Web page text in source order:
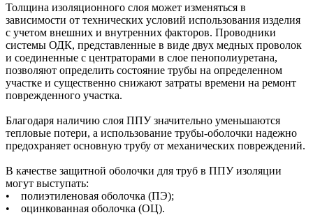
Толщина изоляционного слоя может изменяться в
зависимости от технических условий использования изделия
с учетом внешних и внутренних факторов. Проводники
системы ОДК, представленные в виде двух медных проволок
и соединенные с центраторами в слое пенополиуретана,
позволяют определить состояние трубы на определенном
участке и существенно снижают затраты времени на ремонт
поврежденного участка.
Благодаря наличию слоя ППУ значительно уменьшаются
тепловые потери, а использование трубы-оболочки надежно
предохраняет основную трубу от механических повреждений.
В качестве защитной оболочки для труб в ППУ изоляции
могут выступать:
• полиэтиленовая оболочка (ПЭ);
• оцинкованная оболочка (ОЦ).